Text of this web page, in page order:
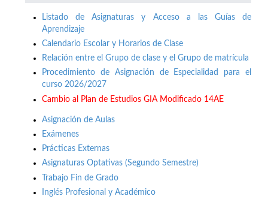
Listado de Asignaturas y Acceso a las Guías de
Aprendizaje
Calendario Escolar y Horarios de Clase
Relación entre el Grupo de clase y el Grupo de matrícula
Procedimiento de Asignación de Especialidad para el
curso 2026/2027
Cambio al Plan de Estudios GIA Modificado 14AE
Asignación de Aulas
Exámenes
Prácticas Externas
Asignaturas Optativas (Segundo Semestre)
Trabajo Fin de Grado
Inglés Profesional y Académico